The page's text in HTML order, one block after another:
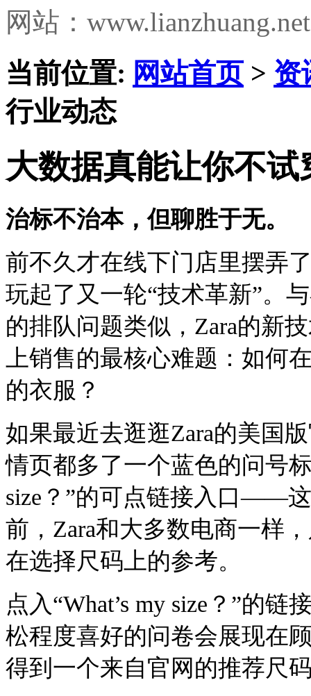
网站：www.lianzhuang.net
当前位置: 网站首页> 资
行业动态
大数据真能让你不
治标不治本，但聊胜于无。
前不久才在线下门店里摆弄
玩起了又一轮“技术革新”。
的排队问题类似，Zara的新
上销售的最核心难题：如何
的衣服？
如果最近去逛逛Zara的美国
情页都多了一个蓝色的问号
size？”的可点链接入口——
前，Zara和大多数电商一样
在选择尺码上的参考。
点入“What’s my size？”的
松程度喜好的问卷会展现在
得到一个来自官网的推荐尺